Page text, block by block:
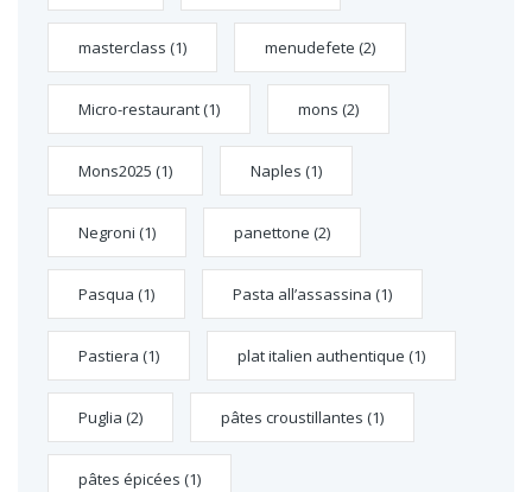
masterclass (1) menudefete (2)
Micro-restaurant(1) mons (2)
Mons2025 (1) Naples (1)
Negroni (1) panettone (2)
Pasqua (1) Pasta all’assassina (1)
Pastiera (1) plat italien authentique (1)
Puglia (2) pâtes croustillantes (1)
pâtes épicées (1)